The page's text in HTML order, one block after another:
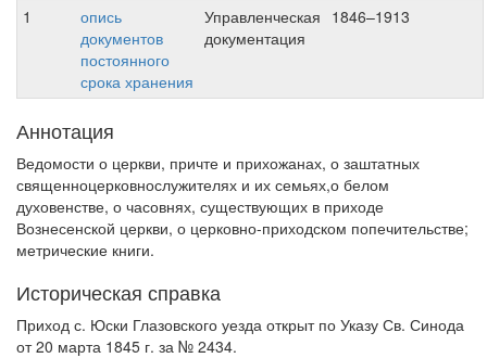
1
опись
документов
постоянного
срока хранения
Управленческая
документация
1846–1913
Аннотация
Ведомости о церкви, причте и прихожанах, о заштатных
священноцерковнослужителях и их семьях,о белом
духовенстве, о часовнях, существующих в приходе
Вознесенской церкви, о церковно-приходском попечительстве;
метрические книги.
Историческая справка
Приход с. Юски Глазовского уезда открыт по Указу Св. Синода
от 20 марта 1845 г. за № 2434.